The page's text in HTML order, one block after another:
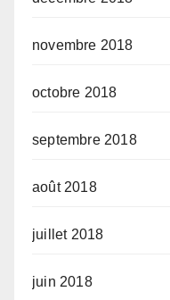
novembre 2018
octobre 2018
septembre 2018
août 2018
juillet 2018
juin 2018